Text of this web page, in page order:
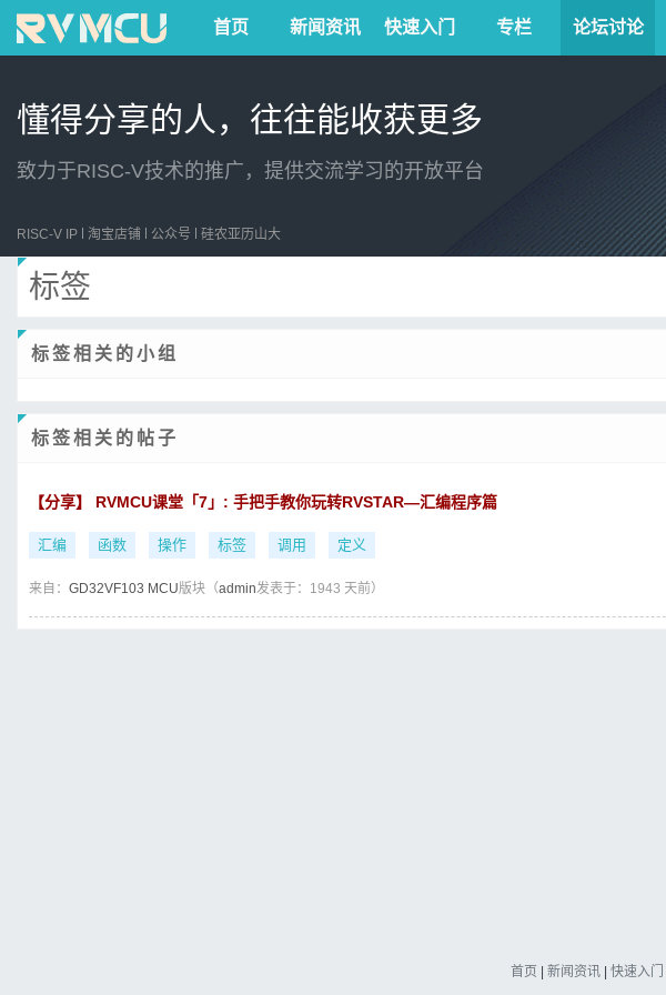
首页 新闻资讯 快速入门 专栏 论坛讨论
懂得分享的人，往往能收获更多
致力于RISC-V技术的推广，提供交流学习的开放平台
RISC-V IP 淘宝店铺 公众号 硅农亚历山大
标签
标签相关的小组
标签相关的帖子
【分享】 RVMCU课堂「7」: 手把手教你玩转RVSTAR—汇编程序篇
汇编 函数 操作 标签 调用 定义
来自： GD32VF103 MCU版块（admin发表于：1943 天前）
首页 新闻资讯 快速入门